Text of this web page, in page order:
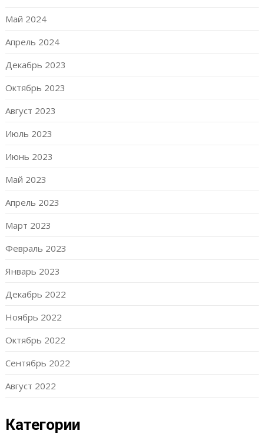
Май 2024
Апрель 2024
Декабрь 2023
Октябрь 2023
Август 2023
Июль 2023
Июнь 2023
Май 2023
Апрель 2023
Март 2023
Февраль 2023
Январь 2023
Декабрь 2022
Ноябрь 2022
Октябрь 2022
Сентябрь 2022
Август 2022
Категории